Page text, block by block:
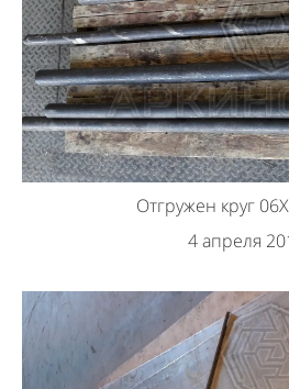
Отгружен круг
4 апреля